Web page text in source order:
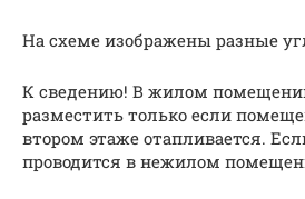
На схеме изображены разные
К сведению! В жилом
разместить только если
втором этаже отапливается.
проводится в нежилом